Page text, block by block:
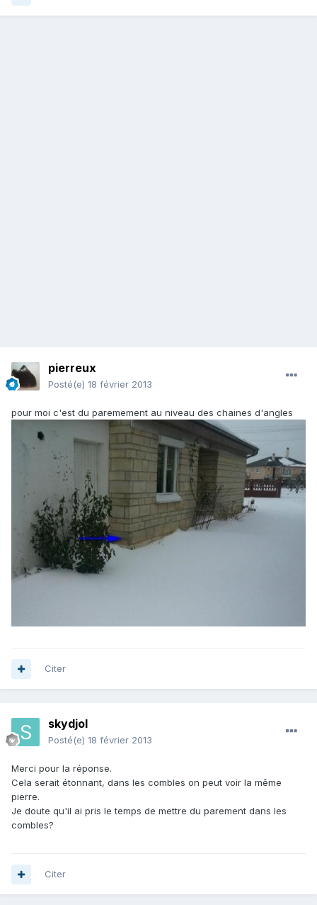
pierreux
Posté(e) 18 février 2013
pour moi c'est du paremement au niveau des chaines d'angles
Citer
skydjol
Posté(e) 18 février 2013
Merci pour la réponse.
Cela serait étonnant, dans les combles on peut voir la même
pierre.
Je doute qu'il ai pris le temps de mettre du parement dans les
combles?
Citer